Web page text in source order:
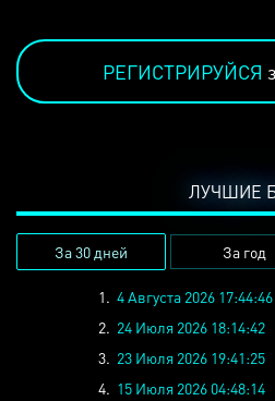
РЕГИСТРИРУЙСЯ
ЛУЧШИЕ
За 30 дней За год
1. 4 Августа 2026 17:44:46
2. 24 Июля 2026 18:14:42
3. 23 Июля 2026 19:41:25
4. 15 Июля 2026 04:48:14